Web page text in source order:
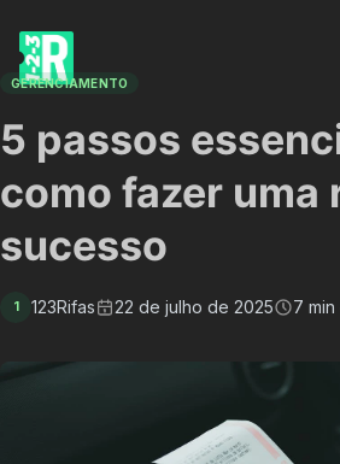
GERENCIAMENTO
5 passos
como fazer uma
sucesso
1 123Rifas 22 de julho de 2025 7